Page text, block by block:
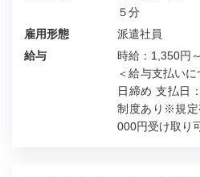
５分
雇用形態
派遣社員
給与
時給：1,350円～
＜給与支払い
日締め 支払日
制度あり※規定
000円受け取り